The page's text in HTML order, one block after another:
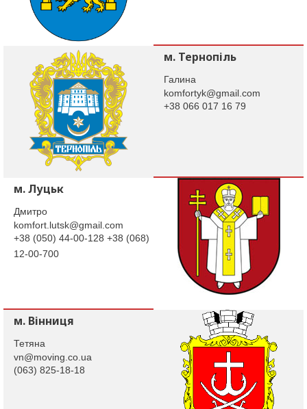
м. Тернопіль
Галина
komfortyk@gmail.com
+38 066 017 16 79
м. Луцьк
Дмитро
komfort.lutsk@gmail.com
+38 (050) 44-00-128 +38 (068)
12-00-700
м. Вінниця
Тетяна
vn@moving.co.ua
(063) 825-18-18